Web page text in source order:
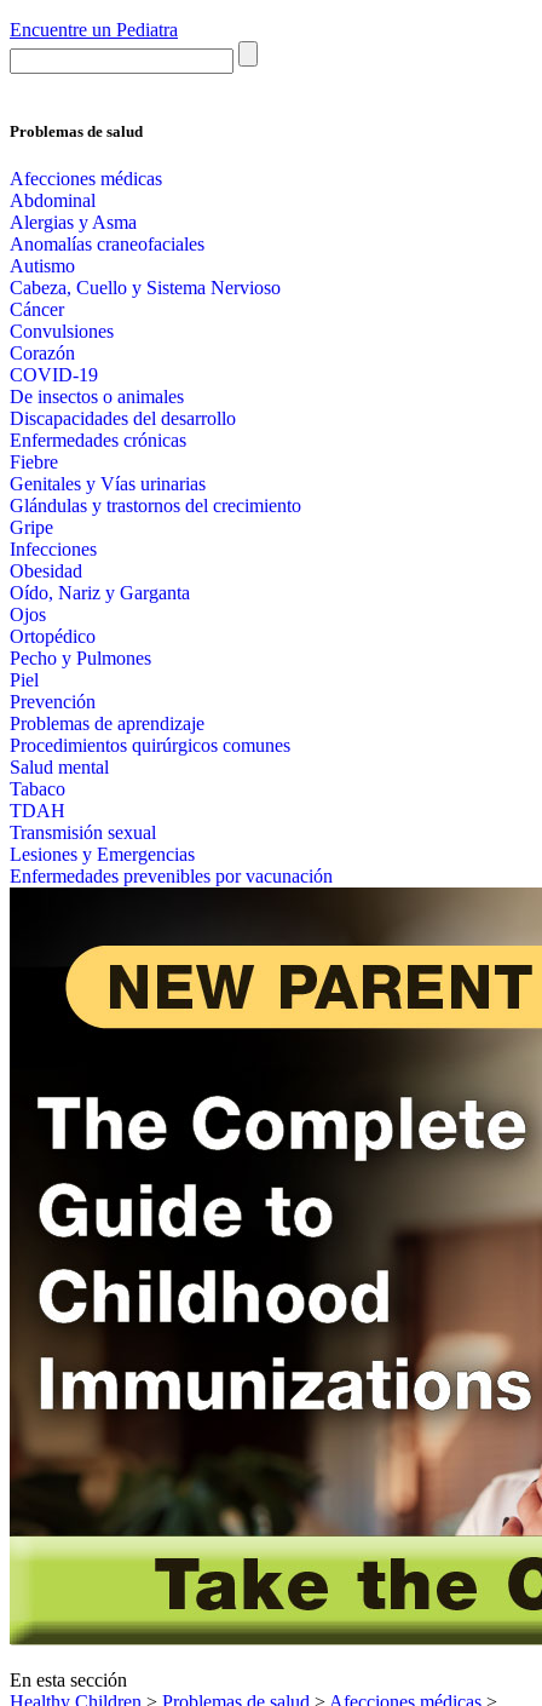
Encuentre un Pediatra
Problemas de salud
Afecciones médicas
Abdominal
Alergias y Asma
Anomalías craneofaciales
Autismo
Cabeza, Cuello y Sistema Nervioso
Cáncer
Convulsiones
Corazón
COVID-19
De insectos o animales
Discapacidades del desarrollo
Enfermedades crónicas
Fiebre
Genitales y Vías urinarias
Glándulas y trastornos del crecimiento
Gripe
Infecciones
Obesidad
Oído, Nariz y Garganta
Ojos
Ortopédico
Pecho y Pulmones
Piel
Prevención
Problemas de aprendizaje
Procedimientos quirúrgicos comunes
Salud mental
Tabaco
TDAH
Transmisión sexual
Lesiones y Emergencias
Enfermedades prevenibles por vacunación
En esta sección